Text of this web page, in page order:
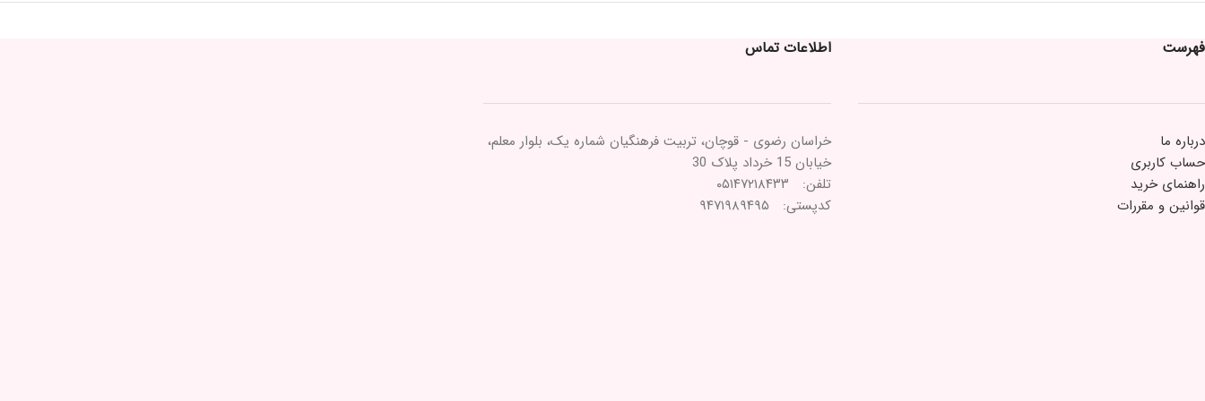
فهرست
درباره ما
حساب کاربری
راهنمای خرید
قوانین و مقررات
اطلاعات تماس
خراسان رضوی - قوچان، تربیت فرهنگیان شماره یک، بلوار معلم،
خیابان 15 خرداد پلاک 30
تلفن: ۰۵۱۴۷۲۱۸۴۳۳
کدپستی: ۹۴۷۱۹۸۹۴۹۵